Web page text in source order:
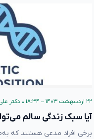
۲۲ اردیبهشت ۱۴۰۳ – ۱۸:۳۴ • دکتر
آیا سبک زندگی سالم
برخی افراد مدعی‌ هستند که